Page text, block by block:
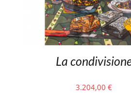
La
3.204,00€